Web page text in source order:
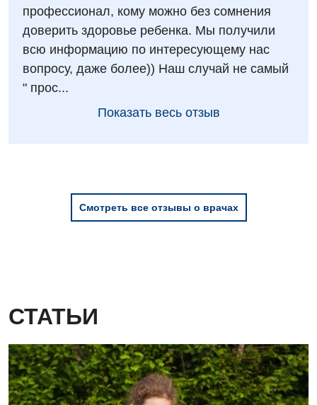
профессионал, кому можно без сомнения
доверить здоровье ребенка. Мы получили
всю информацию по интересующему нас
вопросу, даже более)) Наш случай не самый
" прос...
Показать весь отзыв
Смотреть все отзывы о врачах
СТАТЬИ